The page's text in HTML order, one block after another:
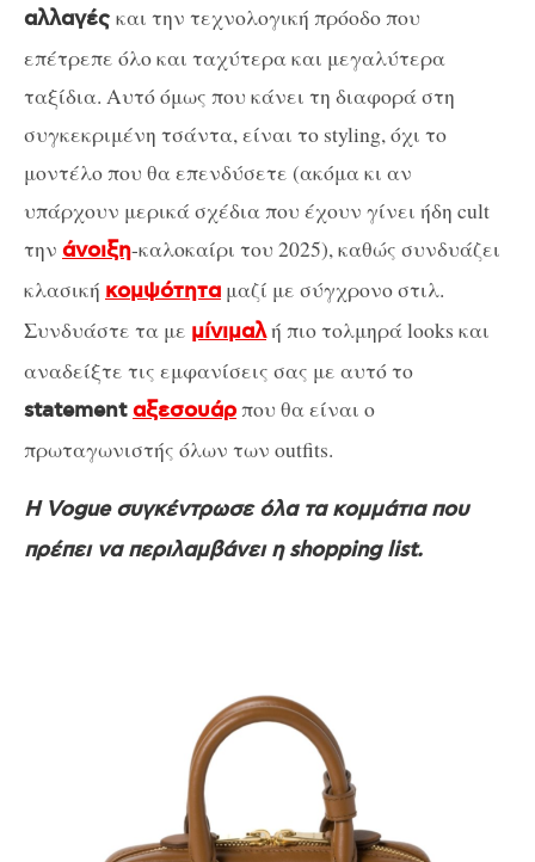
αλλαγές και την τεχνολογική πρόοδο που
επέτρεπε όλο και ταχύτερα και μεγαλύτερα
ταξίδια. Αυτό όμως που κάνει τη διαφορά στη
συγκεκριμένη τσάντα, είναι το styling, όχι το
μοντέλο που θα επενδύσετε (ακόμα κι αν
υπάρχουν μερικά σχέδια που έχουν γίνει ήδη cult
την άνοιξη-καλοκαίρι του 2025), καθώς συνδυάζει
κλασική κομψότητα μαζί με σύγχρονο στιλ.
Συνδυάστε τα με μίνιμαλή πιο τολμηρά looks και
αναδείξτε τις εμφανίσεις σας με αυτό το
statementαξεσουάρπου θα είναι ο
πρωταγωνιστής όλων των outfits.
Η Vogue συγκέντρωσε όλα τα κομμάτια που
πρέπει να περιλαμβάνει η shopping list.